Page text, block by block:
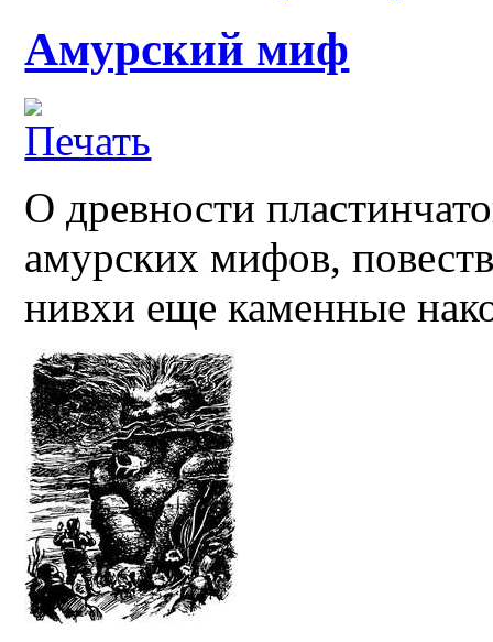
Амурский миф
О древности
амурских мифов,
нивхи еще каменные